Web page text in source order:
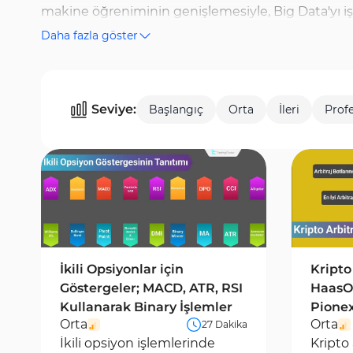
makine öğreniminin genişlemesiyle, Big Data'yı
piyasa duyarlılığı ve finansal haberleri analiz
sistemleri kullanmanın zorlukları gibi konular da
Daha fazla göster
Seviye: Başlangıç Orta İleri
İkili Opsiyonlar için
Göstergeler; MACD, ATR, RSI
Kullanarak Binary İşlemler
Orta
27 Dakika
İkili opsiyon işlemlerinde
Kripto
Orta
Kripto